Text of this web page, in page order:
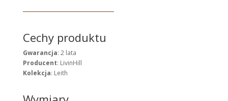
Cechy produktu
Gwarancja: 2 lata
Producent: LivinHill
Kolekcja: Leith